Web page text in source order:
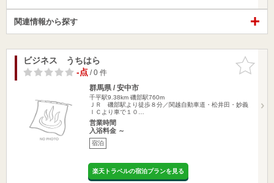
関連情報から探す
お気に入
りに追加
ビジネス うちはら
-点/ 0 件
群馬県 / 安中市
千平駅9.38km 磯部駅760m
ＪＲ 磯部駅より徒歩８分／関越自動車道・松井田・妙義
ＩＣより車で１０…
営業時間
入浴料金 ～
宿泊
楽天トラベルの宿泊プランを見る